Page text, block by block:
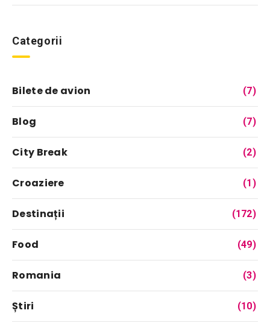
Categorii
Bilete de avion (7)
Blog (7)
City Break (2)
Croaziere (1)
Destinații (172)
Food (49)
Romania (3)
Știri (10)